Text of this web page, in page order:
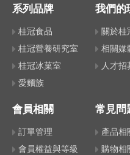
系列品牌
桂冠食品
桂冠營養研究室
桂冠冰菓室
愛麵族
我們的
關於桂
相關媒
人才招
會員相關
訂單管理
會員權益與等級
常見問
產品相
購物相